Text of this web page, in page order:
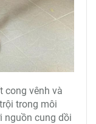
cong vênh và
trong môi
nguồn cung dồi